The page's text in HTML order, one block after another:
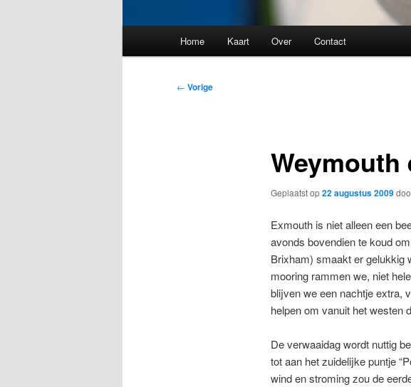
Home Kaart Over Contact
Bericht
← Vorige
Weymouth
Geplaatst op22 augustus 2009
Exmouth is niet alleen een
avonds bovendien te koud
Brixham) smaakt er gelukkig
mooring rammen we, niet
blijven we een nachtje extra,
helpen om vanuit het westen
De verwaaidag wordt nuttig
tot aan het zuidelijke puntje
wind en stroming zou de